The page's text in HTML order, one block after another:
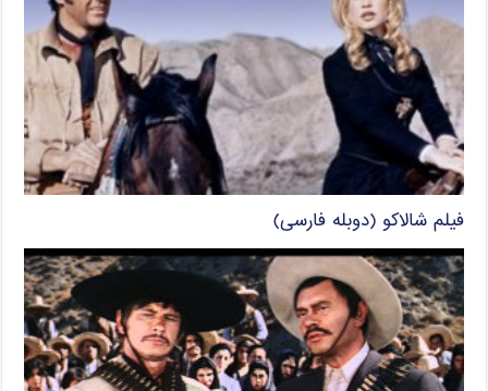
فیلم شالاکو (دوبله فارسی)